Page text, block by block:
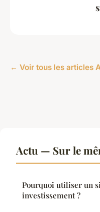
← Voir tous les articles
Actu — Sur le
Pourquoi utiliser un
investissement ?